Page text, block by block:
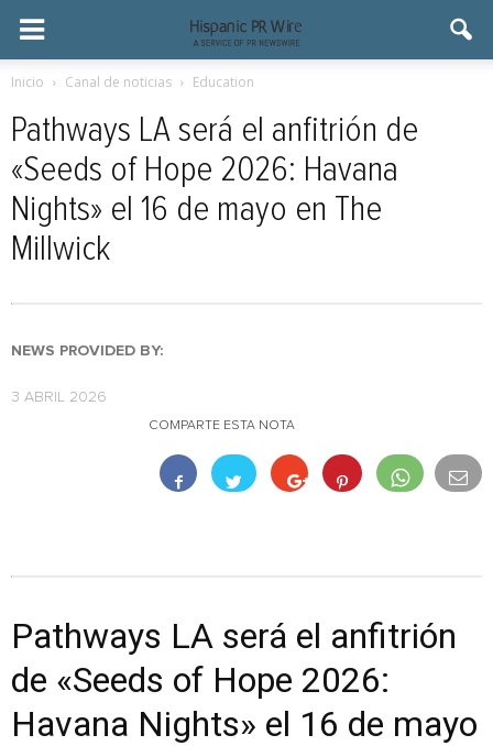
Inicio Canal de noticias Education
Pathways LA será el anfitrión de
«Seeds of Hope 2026: Havana
Nights» el 16 de mayo en The
Millwick
NEWS PROVIDED BY:
3 ABRIL 2026
COMPARTE ESTA NOTA
Pathways LA será el anfitrión
de «Seeds of Hope 2026:
Havana Nights» el 16 de mayo